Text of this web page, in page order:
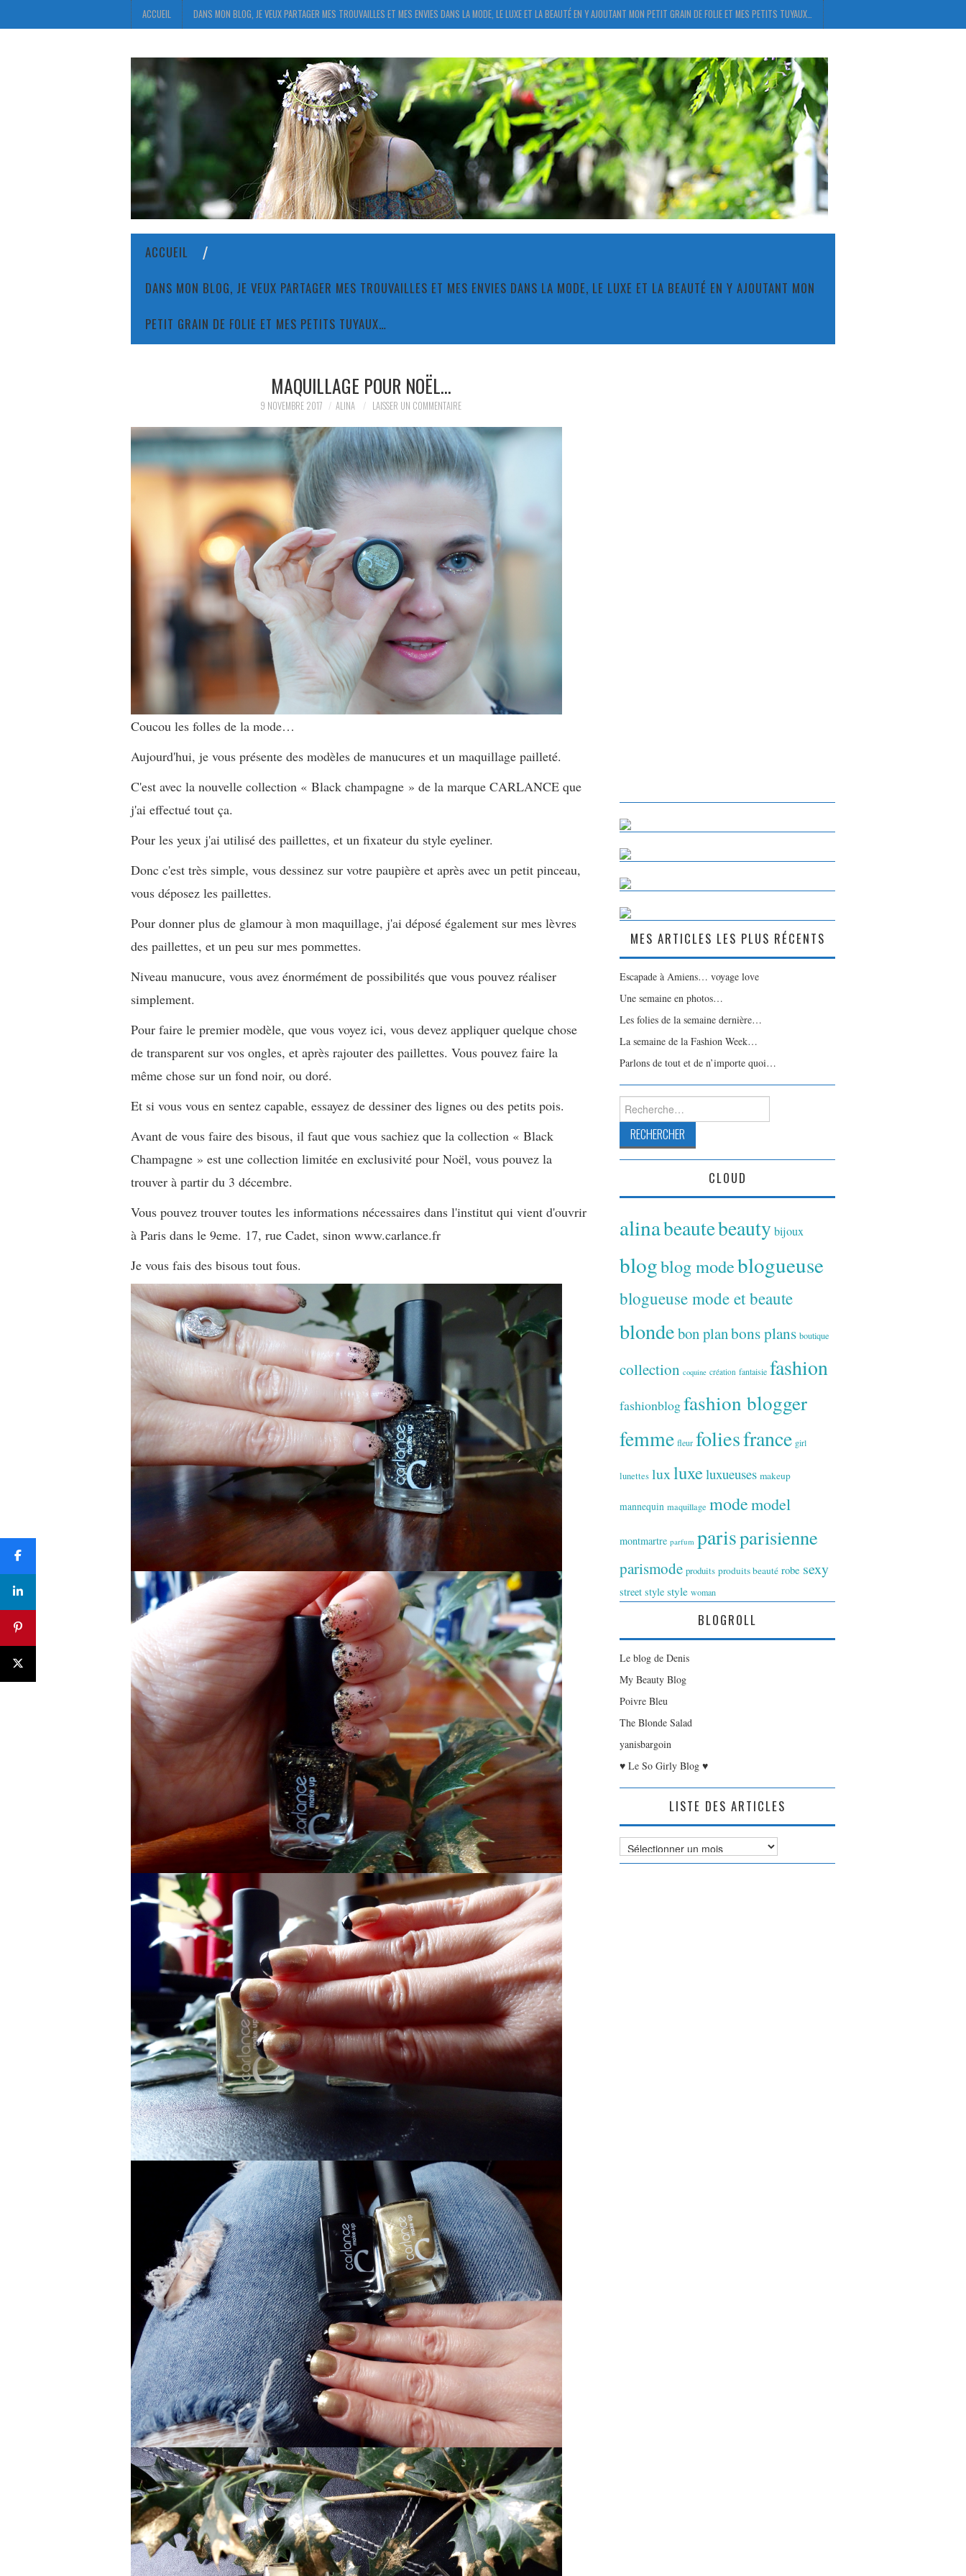
ACCUEIL DANS MON BLOG, JE VEUX PARTAGER MES TROUVAILLES ET MES ENVIES DANS LA MODE, LE LUXE ET LA BEAUTÉ EN Y AJOUTANT MON PETIT GRAIN DE FOLIE ET MES PETITS TUYAUX…
ACCUEIL
DANS MON BLOG, JE VEUX PARTAGER MES TROUVAILLES ET MES ENVIES DANS LA MODE, LE LUXE ET LA BEAUTÉ EN Y AJOUTANT MON
PETIT GRAIN DE FOLIE ET MES PETITS TUYAUX…
MAQUILLAGE POUR NOËL…
9 NOVEMBRE 2017 ALINA LAISSER UN COMMENTAIRE
Coucou les folles de la mode…
Aujourd'hui, je vous présente des modèles de manucures et un maquillage pailleté.
C'est avec la nouvelle collection « Black champagne » de la marque CARLANCE que
j'ai effectué tout ça.
Pour les yeux j'ai utilisé des paillettes, et un fixateur du style eyeliner.
Donc c'est très simple, vous dessinez sur votre paupière et après avec un petit pinceau,
vous déposez les paillettes.
Pour donner plus de glamour à mon maquillage, j'ai déposé également sur mes lèvres
des paillettes, et un peu sur mes pommettes.
Niveau manucure, vous avez énormément de possibilités que vous pouvez réaliser
simplement.
Pour faire le premier modèle, que vous voyez ici, vous devez appliquer quelque chose
de transparent sur vos ongles, et après rajouter des paillettes. Vous pouvez faire la
même chose sur un fond noir, ou doré.
Et si vous vous en sentez capable, essayez de dessiner des lignes ou des petits pois.
Avant de vous faire des bisous, il faut que vous sachiez que la collection « Black
Champagne » est une collection limitée en exclusivité pour Noël, vous pouvez la
trouver à partir du 3 décembre.
Vous pouvez trouver toutes les informations nécessaires dans l'institut qui vient d'ouvrir
à Paris dans le 9eme. 17, rue Cadet, sinon www.carlance.fr
Je vous fais des bisous tout fous.
MES ARTICLES LES PLUS RÉCENTS
Escapade à Amiens… voyage love
Une semaine en photos…
Les folies de la semaine dernière…
La semaine de la Fashion Week…
Parlons de tout et de n’importe quoi…
Rechercher :
CLOUD
alinabeautebeauty bijoux
blogblog modeblogueuse
blogueuse mode et beaute
blondebon planbons plans boutique
collection coquine création fantaisie fashion
fashionblogfashion blogger
femme fleur foliesfrance girl
lunettes luxluxeluxueuses makeup
mannequin maquillage modemodel
montmartre parfum parisparisienne
parismode produits produits beauté robe sexy
street style style woman
BLOGROLL
Le blog de Denis
My Beauty Blog
Poivre Bleu
The Blonde Salad
yanisbargoin
♥ Le So Girly Blog ♥
LISTE DES ARTICLES
Liste
des